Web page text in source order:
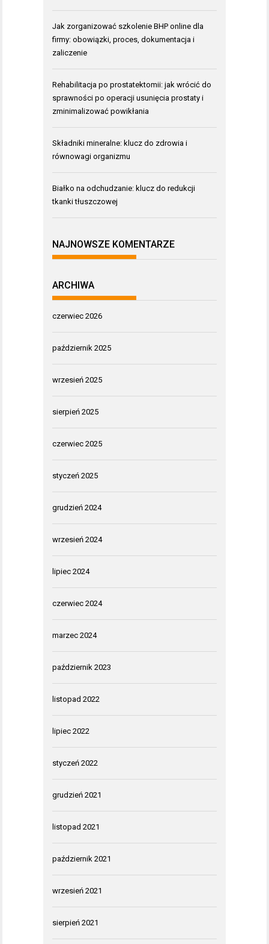
Jak zorganizować szkolenie BHP online dla
firmy: obowiązki, proces, dokumentacja i
zaliczenie
Rehabilitacja po prostatektomii: jak wrócić do
sprawności po operacji usunięcia prostaty i
zminimalizować powikłania
Składniki mineralne: klucz do zdrowia i
równowagi organizmu
Białko na odchudzanie: klucz do redukcji
tkanki tłuszczowej
NAJNOWSZE KOMENTARZE
ARCHIWA
czerwiec 2026
październik 2025
wrzesień 2025
sierpień 2025
czerwiec 2025
styczeń 2025
grudzień 2024
wrzesień 2024
lipiec 2024
czerwiec 2024
marzec 2024
październik 2023
listopad 2022
lipiec 2022
styczeń 2022
grudzień 2021
listopad 2021
październik 2021
wrzesień 2021
sierpień 2021